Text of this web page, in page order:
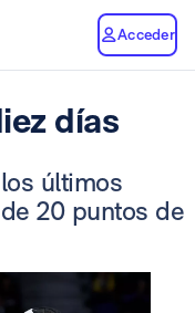
Acceder
días
últimos
20 puntos de